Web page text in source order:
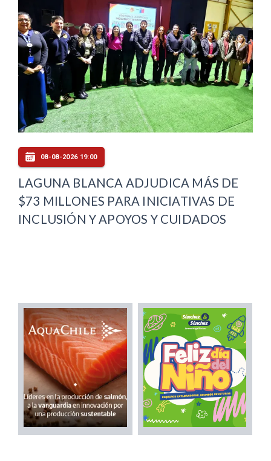
08-08-2026 19:00
LAGUNA BLANCA ADJUDICA MÁS DE
$73 MILLONES PARA INICIATIVAS DE
INCLUSIÓN Y APOYOS Y CUIDADOS